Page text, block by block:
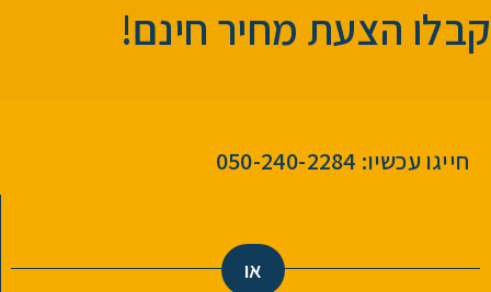
קבלו הצעת מחיר חינם!
חייגו עכשיו: 050-240-2284
או